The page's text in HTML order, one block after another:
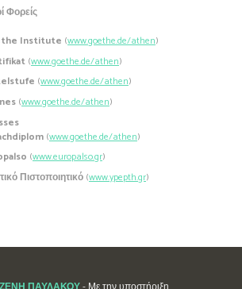
Φορείς
Institute (www.goethe.de/athen)
(www.goethe.de/athen)
(www.goethe.de/athen)
(www.goethe.de/athen)
(www.goethe.de/athen)
(www.europalso.gr)
Πιστοποιητικό (www.ypepth.gr)